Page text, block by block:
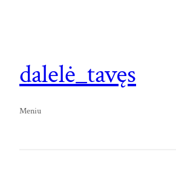
dalelė_tavęs
Meniu